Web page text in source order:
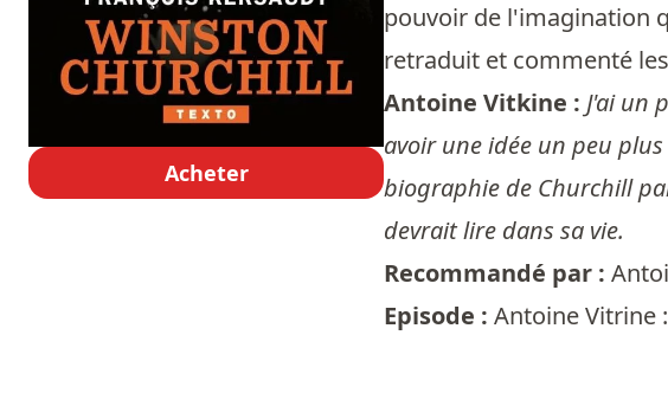
Acheter
pouvoir de l'imagination
retraduit et commenté
Antoine Vitkine : J'ai un
avoir une idée un peu
biographie de Churchill
devrait lire dans sa vie.
Recommandé par :
Episode : Antoine Vitrine